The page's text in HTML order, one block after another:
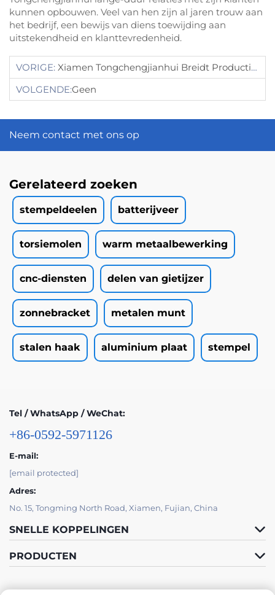
kunnen opbouwen. Veel van hen zijn al jaren trouw aan
het bedrijf, een bewijs van diens toewijding aan
uitstekendheid en klanttevredenheid.
VORIGE: Xiamen Tongchengjianhui Breidt Productiecapaciteit Uit Om Klanteneisen Te Voldoen
VOLGENDE:Geen
Neem contact met ons op
Gerelateerd zoeken
stempeldeelen batterijveer
torsiemolen warm metaalbewerking
cnc-diensten delen van gietijzer
zonnebracket metalen munt
stalen haak aluminium plaat stempel
Tel / WhatsApp / WeChat:
+86-0592-5971126
E-mail:
[email protected]
Adres:
No. 15, Tongming North Road, Xiamen, Fujian, China
SNELLE KOPPELINGEN
PRODUCTEN